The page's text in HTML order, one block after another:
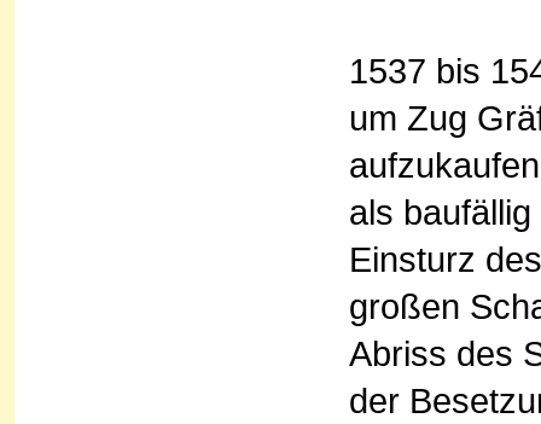
1537 bis
um Zug
als
Einsturz
großen
Abriss des
der